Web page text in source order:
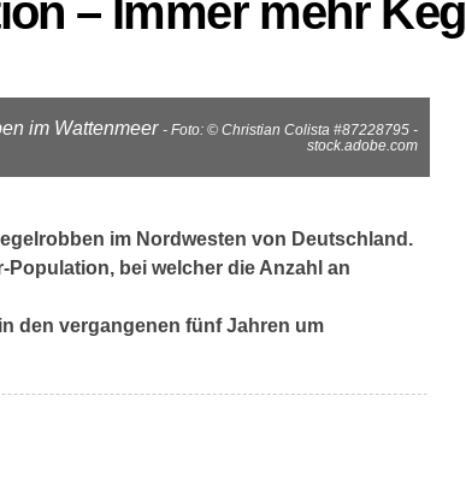
– Immer mehr
im Wattenmeer - Foto: © Christian Colista #87228795 -
stock.adobe.com
im Nordwesten von Deutschland.
bei welcher die Anzahl an
den vergangenen fünf Jahren um